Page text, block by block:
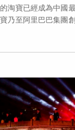
淘寶已經成為中國
乃至阿里巴巴集團